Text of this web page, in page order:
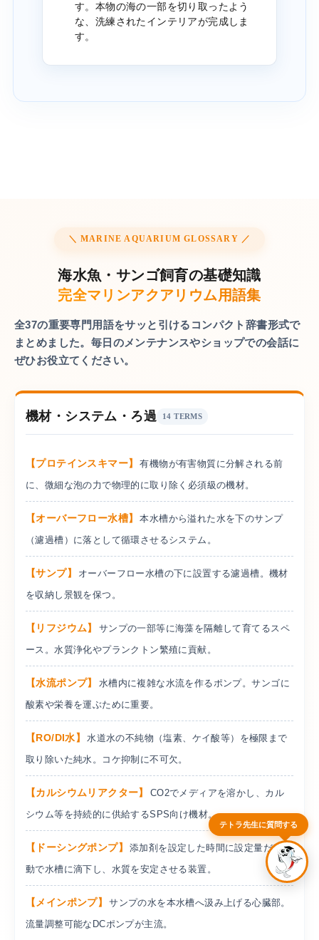
す。本物の海の一部を切り取ったよう
な、洗練されたインテリアが完成しま
す。
＼ MARINE AQUARIUM GLOSSARY ／
海水魚・サンゴ飼育の基礎知識
完全マリンアクアリウム用語集
全37の重要専門用語をサッと引けるコンパクト辞書形式で
まとめました。 毎日のメンテナンスやショップでの会話に
ぜひお役立てください。
機材・システム・ろ過 14 TERMS
プロテインスキマー
有機物が有害物質に分解される前
に、微細な泡の力で物理的に取り除く必須級の機材。
オーバーフロー水槽
本水槽から溢れた水を下のサンプ
（濾過槽）に落として循環させるシステム。
サンプ
オーバーフロー水槽の下に設置する濾過槽。機材
を収納し景観を保つ。
リフジウム
サンプの一部等に海藻を隔離して育てるスペ
ース。水質浄化やプランクトン繁殖に貢献。
水流ポンプ
水槽内に複雑な水流を作るポンプ。サンゴに
酸素や栄養を運ぶために重要。
RO/DI水
水道水の不純物（塩素、ケイ酸等）を極限まで
取り除いた純水。コケ抑制に不可欠。
カルシウムリアクター
CO2でメディアを溶かし、カル
シウム等を持続的に供給するSPS向け機材。
ドーシングポンプ
添加剤を設定した時間に設定量だけ自
動で水槽に滴下し、水質を安定させる装置。
メインポンプ
サンプの水を本水槽へ汲み上げる心臓部。
流量調整可能なDCポンプが主流。
お電話での問い合わせ 03-4500-8422 受付時
間：9:00～20:00
テトラ先生に質問する
テトラ教授（AI自動応答）
アクアレンタリウム相談室へようこそ！
水槽のレンタルやメンテナンスについてAIがお答
えします。
以下のボタンから選ぶか、質問をご入力くださ
い。
対応地域について